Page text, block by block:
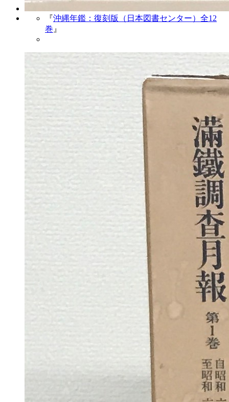
『沖縄年鑑：復刻版（日本図書センター）全12
巻 』